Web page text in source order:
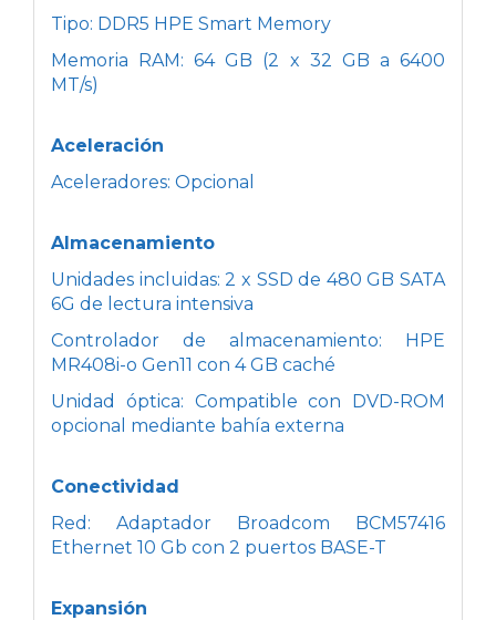
Tipo: DDR5 HPE Smart Memory
Memoria RAM: 64 GB (2 x 32 GB a 6400
MT/s)
Aceleración
Aceleradores: Opcional
Almacenamiento
Unidades incluidas: 2 x SSD de 480 GB SATA
6G de lectura intensiva
Controlador de almacenamiento: HPE
MR408i-o Gen11 con 4 GB caché
Unidad óptica: Compatible con DVD-ROM
opcional mediante bahía externa
Conectividad
Red: Adaptador Broadcom BCM57416
Ethernet 10 Gb con 2 puertos BASE-T
Expansión